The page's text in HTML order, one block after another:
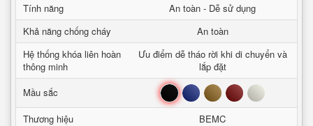
Tính năng
An toàn - Dễ sử dụng
Khả năng chống cháy
An toàn
Hệ thống khóa liên hoàn
thông minh
Ưu điểm dễ tháo rời khi di chuyển và
lắp đặt
Mầu sắc
Đen Xanh Nâu Đỏ Trắng
Thương hiệu
BEMC